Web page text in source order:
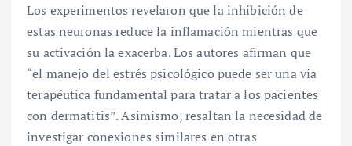
Los experimentos revelaron que la inhibición de
estas neuronas reduce la inflamación mientras que
su activación la exacerba. Los autores afirman que
“el manejo del estrés psicológico puede ser una vía
terapéutica fundamental para tratar a los pacientes
con dermatitis”. Asimismo, resaltan la necesidad de
investigar conexiones similares en otras